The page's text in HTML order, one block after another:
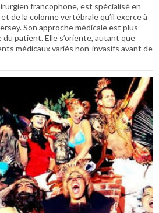
francophone, est spécialisé en
de la colonne vertébrale qu’il exerce à
Son approche médicale est plus
du patient. Elle s’oriente, autant que
médicaux variés non-invasifs avant de